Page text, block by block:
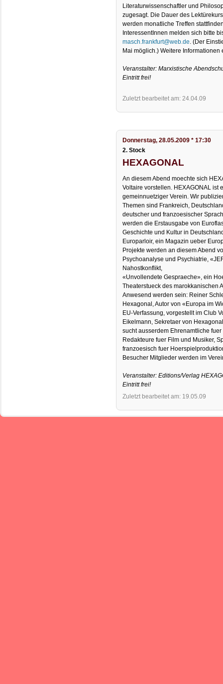
Literaturwissenschaftler und
zugesagt. Die Dauer des
werden monatliche Treffen
InteressentInnen melden sich bitte
masch.frankfurt@web.de. (Der
Mai möglich.) Weitere
Veranstalter: Marxistische
Eintritt frei!
Zuletzt bearbeitet am: 24.04.09
Donnerstag, 28.05.2009 * 17:30
2. Stock
HEXAGONAL
An diesem Abend moechte sich
Voltaire vorstellen. HEXAGONAL ist
gemeinnuetziger Verein. Wir
Themen sind Frankreich,
deutscher und franzoesischer
werden die Erstausgabe von
Geschichte und Kultur in
Europarloir, ein Magazin ueber
Projekte werden an diesem Abend
Psychoanalyse und Psychiatrie,
Nahostkonflikt,
«Unvollendete Gespraeche», ein
Theaterstueck des marokkanischen
Anwesend werden sein: Reiner
Hexagonal, Autor von «Europa im
EU-Verfassung, vorgestellt im Club
Eikelmann, Sekretaer von
sucht ausserdem Ehrenamtliche
Redakteure fuer Film und Musiker,
franzoesisch fuer
Besucher Mitglieder werden im
Veranstalter: Editions/Verlag
Eintritt frei!
Zuletzt bearbeitet am: 19.05.09